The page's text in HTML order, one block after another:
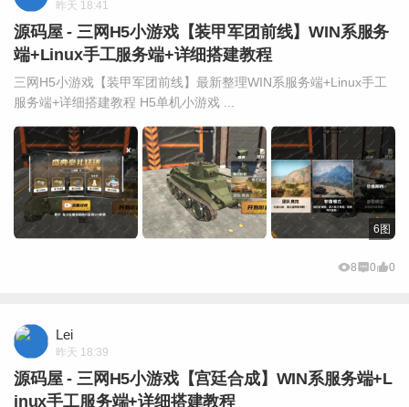
昨天 18:41
源码屋 - 三网H5小游戏【装甲军团前线】WIN系服务
端+Linux手工服务端+详细搭建教程
三网H5小游戏【装甲军团前线】最新整理WIN系服务端+Linux手工
服务端+详细搭建教程 H5单机小游戏 ...
6图
8 0 0
Lei
昨天 18:39
源码屋 - 三网H5小游戏【宫廷合成】WIN系服务端+L
inux手工服务端+详细搭建教程